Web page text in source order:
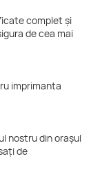
complet și
de cea mai
imprimanta
nostru din orașul
de